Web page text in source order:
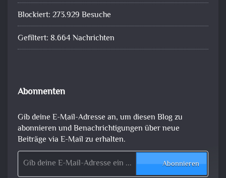
Blockiert: 273.929 Besuche
Gefiltert: 8.664 Nachrichten
Abonnenten
Gib deine E-Mail-Adresse an, um diesen Blog zu
abonnieren und Benachrichtigungen über neue
Beiträge via E-Mail zu erhalten.
Gib deine E-Mail-Adresse ein ...
Abonnieren